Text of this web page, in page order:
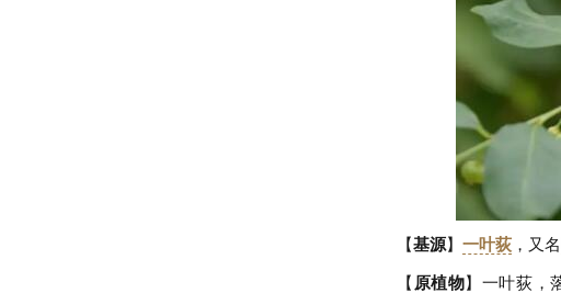
【基源】 一叶荻 ，又名
【 原植物】一叶荻，